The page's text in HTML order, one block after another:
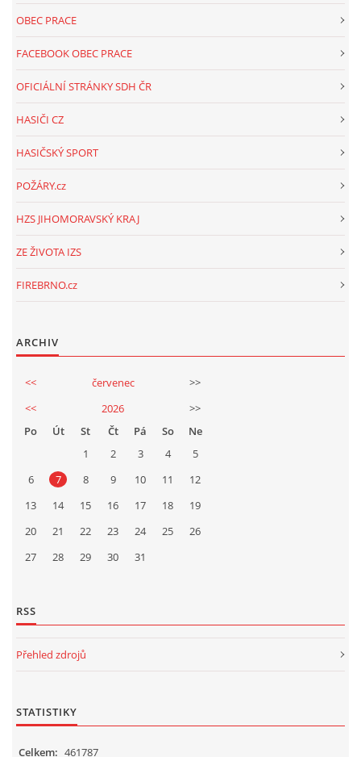
OBEC PRACE
FACEBOOK OBEC PRACE
OFICIÁLNÍ STRÁNKY SDH ČR
HASIČI CZ
HASIČSKÝ SPORT
POŽÁRY.cz
HZS JIHOMORAVSKÝ KRAJ
ZE ŽIVOTA IZS
FIREBRNO.cz
ARCHIV
<< červenec
>>
<<
2026
>>
Po
Út St Čt Pá So
Ne
1
2 3 4
5
6
7 8 9 10 11
12
13
14 15 16 17 18
19
20
21 22 23 24 25
26
27
28 29 30 31
RSS
Přehled zdrojů
STATISTIKY
Celkem: 461787